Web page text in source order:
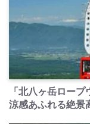
「北八ヶ岳ロー
涼感あふれる絶景